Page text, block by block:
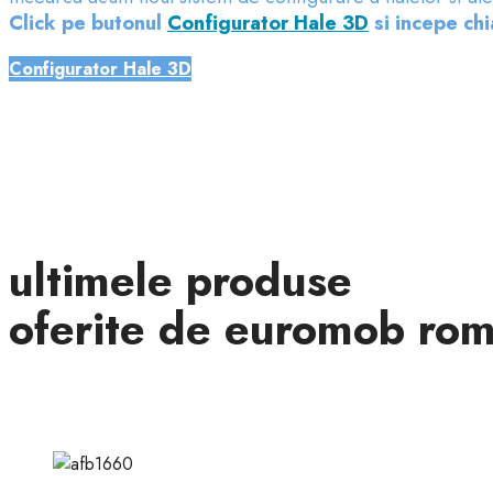
Click pe butonul Configurator Hale 3Dsi incepe
Configurator Hale 3D
ultimele produse
oferite de euromob